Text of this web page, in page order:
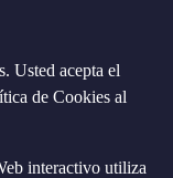
Usted acepta el
de Cookies al
interactivo utiliza